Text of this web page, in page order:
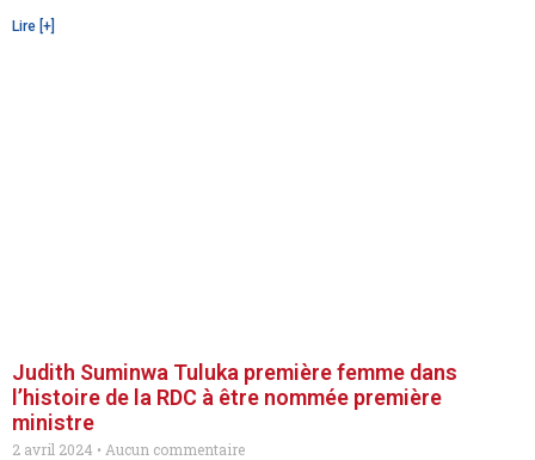
Lire [+]
Judith Suminwa Tuluka première femme dans
l’histoire de la RDC à être nommée première
ministre
2 avril 2024
Aucun commentaire